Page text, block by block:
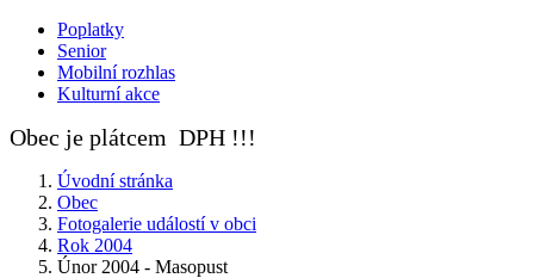
Poplatky
Senior
Mobilní rozhlas
Kulturní akce
Obec je plátcem DPH !!!
Úvodní stránka
Obec
Fotogalerie událostí v obci
Rok 2004
Únor 2004 - Masopust